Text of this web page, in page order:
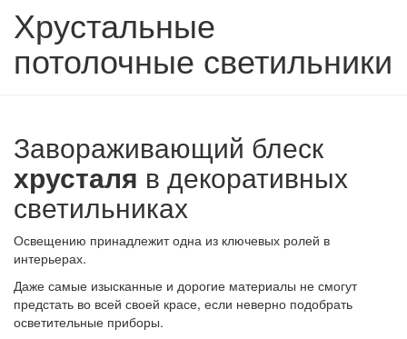
Хрустальные
потолочные светильники
Завораживающий блеск
хрусталя в декоративных
светильниках
Освещению принадлежит одна из ключевых ролей в
интерьерах.
Даже самые изысканные и дорогие материалы не смогут
предстать во всей своей красе, если неверно подобрать
осветительные приборы.